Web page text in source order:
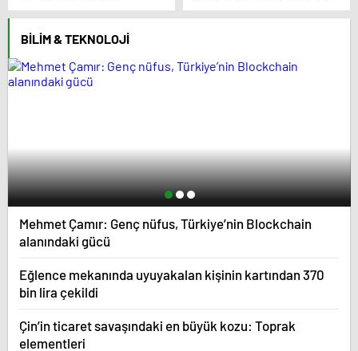
BILIM & TEKNOLOJI
Mehmet Çamır: Genç nüfus, Türkiye’nin Blockchain
alanındaki gücü
Eğlence mekanında uyuyakalan kişinin kartından 370
bin lira çekildi
Çin’in ticaret savaşındaki en büyük kozu: Toprak
elementleri